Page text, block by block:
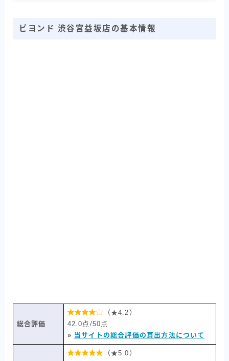
ビヨンド 渋谷宮益坂店の基本情報
総合評価

（★4.2）
42.0点/50点
» 当サイトの総合評価の算出方法について

（★5.0）